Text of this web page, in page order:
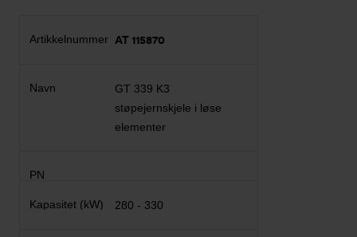
AT 115870
GT 339 K3
støpejernskjele i løse
elementer
280 - 330